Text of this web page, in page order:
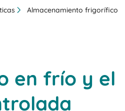
Almacenamiento frigorífico
en frío y el